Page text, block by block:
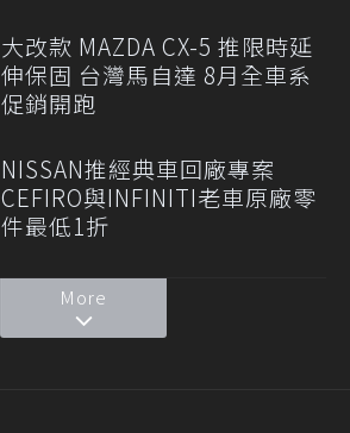
大改款 MAZDA CX-5 推限時延
伸保固 台灣馬自達 8月全車系
促銷開跑
NISSAN推經典車回廠專案
CEFIRO與INFINITI老車原廠零
件最低1折
More